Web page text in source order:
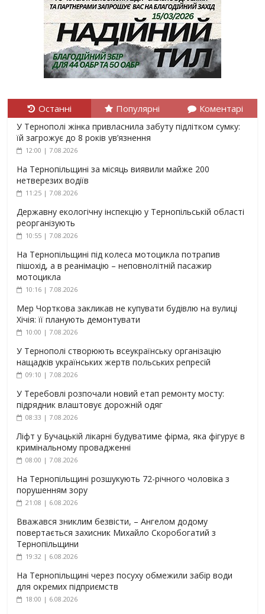
Останні Популярні Коментарі
У Тернополі жінка привласнила забуту підлітком сумку:
їй загрожує до 8 років ув’язнення
12:00 | 7.08.2026
На Тернопільщині за місяць виявили майже 200
нетверезих водіїв
11:25 | 7.08.2026
Державну екологічну інспекцію у Тернопільській області
реорганізують
10:55 | 7.08.2026
На Тернопільщині під колеса мотоцикла потрапив
пішохід, а в реанімацію – неповнолітній пасажир
мотоцикла
10:16 | 7.08.2026
Мер Чорткова закликав не купувати будівлю на вулиці
Хічія: її планують демонтувати
10:00 | 7.08.2026
У Тернополі створюють всеукраїнську організацію
нащадків українських жертв польських репресій
09:10 | 7.08.2026
У Теребовлі розпочали новий етап ремонту мосту:
підрядник влаштовує дорожній одяг
08:33 | 7.08.2026
Ліфт у Бучацькій лікарні будуватиме фірма, яка фігурує в
кримінальному провадженні
08:00 | 7.08.2026
На Тернопільщині розшукують 72-річного чоловіка з
порушенням зору
21:08 | 6.08.2026
Вважався зниклим безвісти, – Ангелом додому
повертається захисник Михайло Скоробогатий з
Тернопільщини
19:32 | 6.08.2026
На Тернопільщині через посуху обмежили забір води
для окремих підприємств
18:00 | 6.08.2026